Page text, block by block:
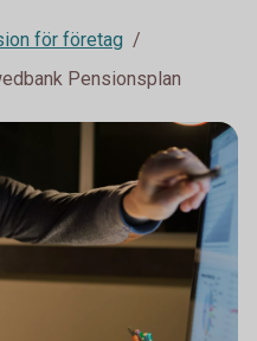
för företag
Pensionsplan